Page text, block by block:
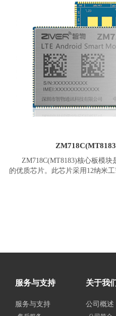
HEVC 或 VP9的针对
ZM68B(MT8175)模块板载
2GB+16GB，3GB+32GB、
操作系统。支持2.4G/5G双频
斗/Glonass)、以太网MAC、电源
据接口，包含LCM，Touch、
I2Cx4、SPI、I2Sx4、ADC、
设或模块，包括RGB/LVDS/
组、NFC，一维二维扫描、RFID
份识别、高频超高
ZM718C(MT8183)核心板模块
的优质芯片。此芯片采用12纳米
GPS和FM等嵌入式连接系统。通
服务与支持
服务与支持
关于我
公司概述